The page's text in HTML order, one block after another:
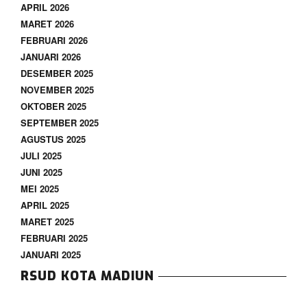
APRIL 2026
MARET 2026
FEBRUARI 2026
JANUARI 2026
DESEMBER 2025
NOVEMBER 2025
OKTOBER 2025
SEPTEMBER 2025
AGUSTUS 2025
JULI 2025
JUNI 2025
MEI 2025
APRIL 2025
MARET 2025
FEBRUARI 2025
JANUARI 2025
RSUD KOTA MADIUN